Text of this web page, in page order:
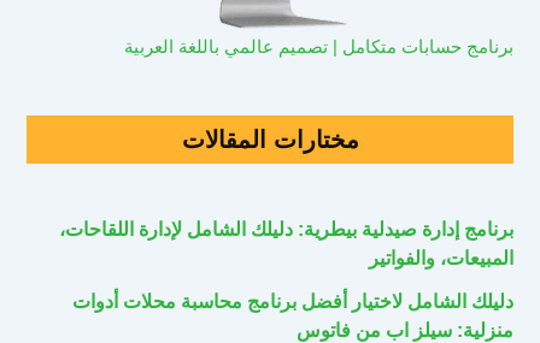
برنامج حسابات متكامل | تصميم عالمي باللغة العربية
مختارات المقالات
برنامج إدارة صيدلية بيطرية: دليلك الشامل لإدارة اللقاحات،
المبيعات، والفواتير
دليلك الشامل لاختيار أفضل برنامج محاسبة محلات أدوات
منزلية: سيلز اب من فاتوس